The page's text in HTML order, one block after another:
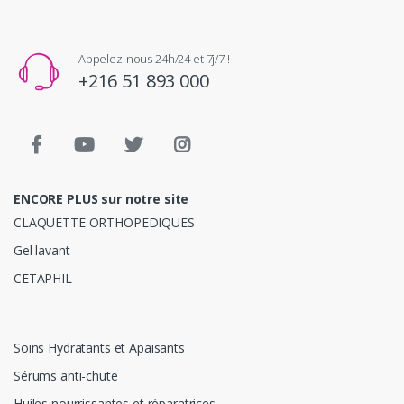
Appelez-nous 24h/24 et 7j/7 !
+216 51 893 000
ENCORE PLUS sur notre site
CLAQUETTE ORTHOPEDIQUES
Gel lavant
CETAPHIL
Soins Hydratants et Apaisants
Sérums anti-chute